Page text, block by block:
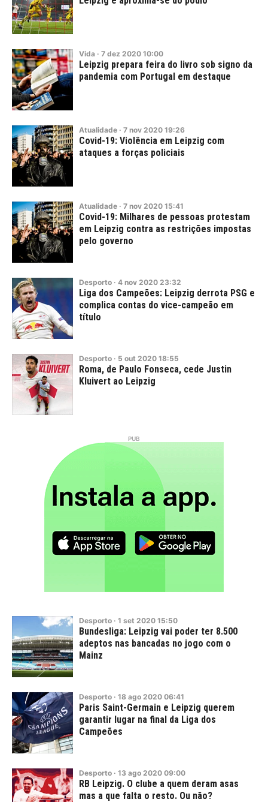
Vida · 7 dez 2020 10:00
Leipzig prepara feira do livro sob signo da
pandemia com Portugal em destaque
Atualidade · 7 nov 2020 19:26
Covid-19: Violência em Leipzig com
ataques a forças policiais
Atualidade · 7 nov 2020 15:41
Covid-19: Milhares de pessoas protestam
em Leipzig contra as restrições impostas
pelo governo
Desporto · 4 nov 2020 23:32
Liga dos Campeões: Leipzig derrota PSG e
complica contas do vice-campeão em
título
Desporto · 5 out 2020 18:55
Roma, de Paulo Fonseca, cede Justin
Kluivert ao Leipzig
Desporto · 1 set 2020 15:50
Bundesliga: Leipzig vai poder ter 8.500
adeptos nas bancadas no jogo com o
Mainz
Desporto · 18 ago 2020 06:41
Paris Saint-Germain e Leipzig querem
garantir lugar na final da Liga dos
Campeões
Desporto · 13 ago 2020 09:00
RB Leipzig. O clube a quem deram asas
mas a que falta o resto. Ou não?